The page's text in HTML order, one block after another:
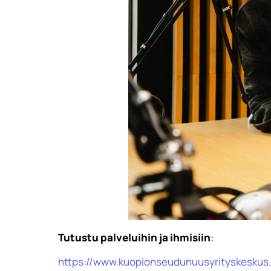
Tutustu palveluihin ja ihmisiin:
https://